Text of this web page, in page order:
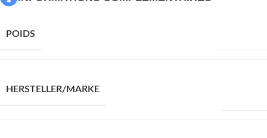
POIDS
HERSTELLER/MARKE